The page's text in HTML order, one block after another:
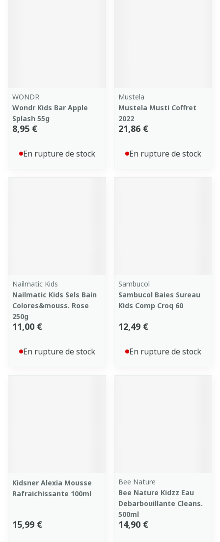
WONDR
Wondr Kids Bar Apple
Splash 55g
8,95 €
En rupture de stock
Mustela
Mustela Musti Coffret
2022
21,86 €
En rupture de stock
Nailmatic Kids
Nailmatic Kids Sels Bain
Colores&mouss. Rose
250g
11,00 €
En rupture de stock
Sambucol
Sambucol Baies Sureau
Kids Comp Croq 60
12,49 €
En rupture de stock
Kidsner Alexia Mousse
Rafraichissante 100ml
15,99 €
Bee Nature
Bee Nature Kidzz Eau
Debarbouillante Cleans.
500ml
14,90 €